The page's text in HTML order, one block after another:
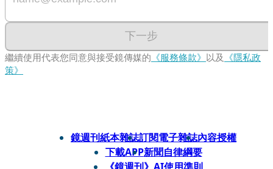
下一步
繼續使用代表您同意與接受鏡傳媒的 《服務條款》 以及 《隱私政
策》
鏡週刊紙本雜誌訂閱電子雜誌內容授權
下載APP新聞自律綱要